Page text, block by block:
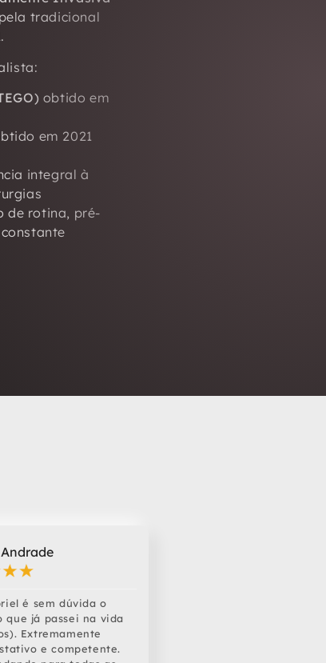
tradicional
obtido em
em 2021
integral à
de rotina, pré-
é sem dúvida o
que já passei na vida
Extremamente
e competente.